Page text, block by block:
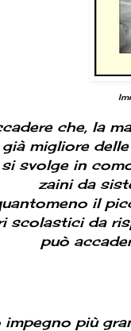
che, la
migliore
svolge in
zaini da
il
scolastici da
può
più